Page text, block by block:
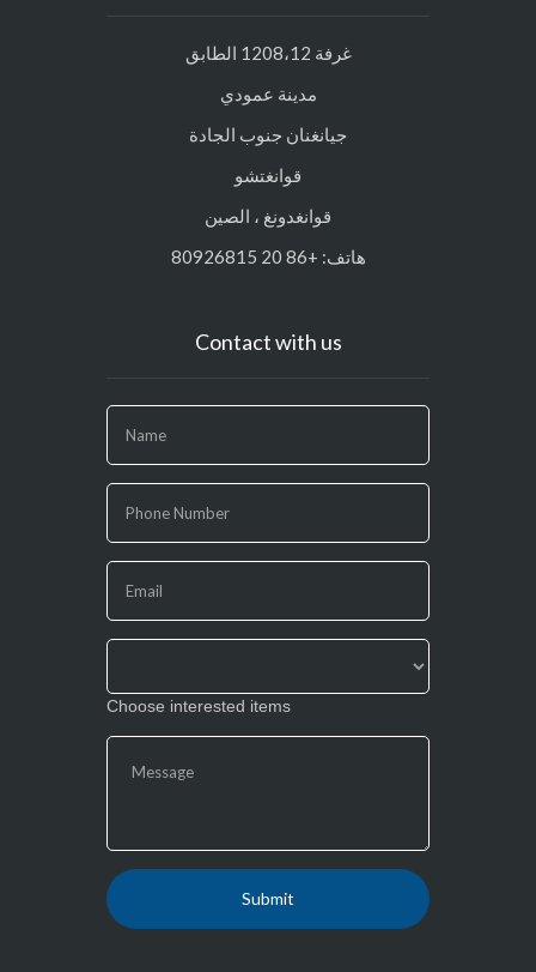
مدينة عمودي
جيانغنان جنوب الجادة
قوانغدونغ ، الصين
Contact with us
you
are
human,
this
Choose interested items